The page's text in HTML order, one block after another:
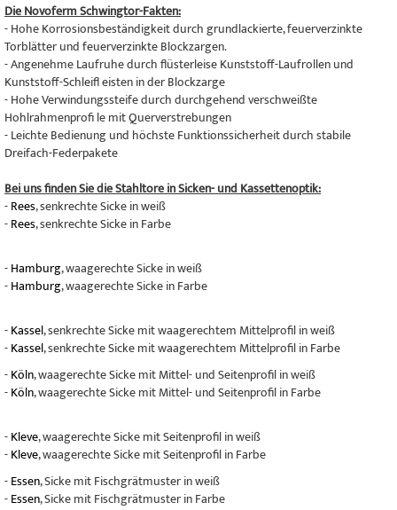
Die Novoferm Schwingtor-Fakten:
- Hohe Korrosionsbeständigkeit durch grundlackierte, feuerverzinkte
Torblätter und feuerverzinkte Blockzargen.
- Angenehme Laufruhe durch flüsterleise Kunststoff-Laufrollen und
Kunststoff-Schleifl eisten in der Blockzarge
- Hohe Verwindungssteife durch durchgehend verschweißte
Hohlrahmenprofi le mit Querverstrebungen
- Leichte Bedienung und höchste Funktionssicherheit durch stabile
Dreifach-Federpakete
Bei uns finden Sie die Stahltore in Sicken- und Kassettenoptik:
-Rees, senkrechte Sicke in weiß
-Rees, senkrechte Sicke in Farbe
-Hamburg, waagerechte Sicke in weiß
-Hamburg, waagerechte Sicke in Farbe
-Kassel, senkrechte Sicke mit waagerechtem Mittelprofil in weiß
-Kassel, senkrechte Sicke mit waagerechtem Mittelprofil in Farbe
-Köln, waagerechte Sicke mit Mittel- und Seitenprofil in weiß
-Köln, waagerechte Sicke mit Mittel- und Seitenprofil in Farbe
-Kleve, waagerechte Sicke mit Seitenprofil in weiß
-Kleve, waagerechte Sicke mit Seitenprofil in Farbe
-Essen, Sicke mit Fischgrätmuster in weiß
-Essen, Sicke mit Fischgrätmuster in Farbe